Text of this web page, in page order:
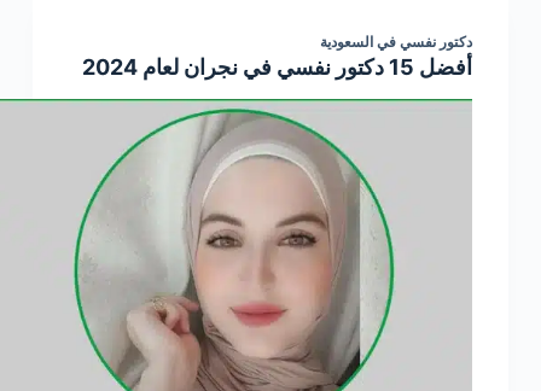
دكتور نفسي في السعودية
أفضل 15 دكتور نفسي في نجران لعام 2024